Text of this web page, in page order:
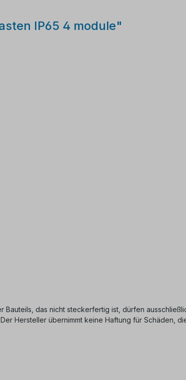
IP65 4 module"
Bauteils, das nicht steckerfertig ist, dürfen
Hersteller übernimmt keine Haftung für Schäden,